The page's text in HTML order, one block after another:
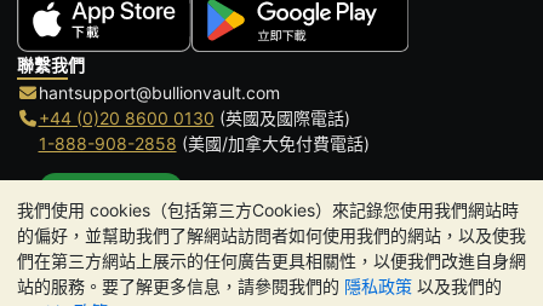
我們使用 cookies（包括第三方Cookies）來記錄您使用我們網站時
的偏好，並幫助我們了解網站訪問者如何使用我們的網站，以及使我
們在第三方網站上展示的任何廣告更具相關性，以便我們改進自身網
站的服務。要了解更多信息，請參閱我們的 隱私政策 以及我們的
聯繫我們
hantsupport@bullionvault.com
+44 (0)20 8600 0130 (英國及國際電話)
1-888-908-2858 (美國/加拿大免付費電話)
辦公時間:
9am to 8:30pm (英國時間), 周一至周五
Galmarley Ltd T/A BullionVault